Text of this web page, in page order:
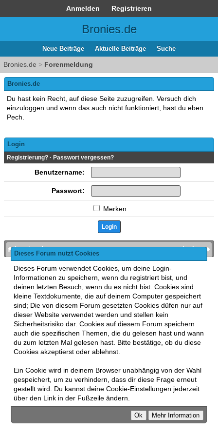
Anmelden Registrieren
Bronies.de
Neue Beiträge Aktuelle Beiträge Suche
Bronies.de > Forenmeldung
Dieses Forum nutzt Cookies
Dieses Forum verwendet Cookies, um deine Login-
Informationen zu speichern, wenn du registriert bist, und
deinen letzten Besuch, wenn du es nicht bist. Cookies sind
kleine Textdokumente, die auf deinem Computer gespeichert
sind; Die von diesem Forum gesetzten Cookies düfen nur auf
dieser Website verwendet werden und stellen kein
Sicherheitsrisiko dar. Cookies auf diesem Forum speichern
auch die spezifischen Themen, die du gelesen hast und wann
du zum letzten Mal gelesen hast. Bitte bestätige, ob du diese
Cookies akzeptierst oder ablehnst.
Ein Cookie wird in deinem Browser unabhängig von der Wahl
gespeichert, um zu verhindern, dass dir diese Frage erneut
gestellt wird. Du kannst deine Cookie-Einstellungen jederzeit
über den Link in der Fußzeile ändern.
Bronies.de
Du hast kein Recht, auf diese Seite zuzugreifen. Versuch dich
einzuloggen und wenn das auch nicht funktioniert, hast du eben
Pech.
Login
Registrierung? · Passwort vergessen?
Benutzername:
Passwort:
Merken
nach oben
bronies.de
MyBB , mobile Fassung: MyBB GoMobile
Zur Desktop-Version wechseln
This forum usesLukasz TkaczMyBB addons.